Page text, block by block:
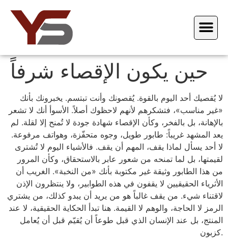
حين يكون الإقصاء شرفاً
لا يُقصيك أحد اليوم بالقوة. يُقصونك وأنت تبتسم. يخبرونك بأنك
«غير مناسب»، فتشكرهم لأنهم لاحظوك أصلاً. الأسوأ أنك لا تشعر
بالإهانة، بل بالفخر، وكأن الإقصاء شهادة جودة لا تُمنح إلا لقلة. لم
يعد المشهد غريباً: طابور طويل، وجوه متحفّزة، وهواتف مرفوعة.
لا أحد يسأل لماذا يقف، المهم أن يقف. فالأشياء اليوم لا تُشترى
لقيمتها، بل لما تمنحه من شعور عابر بالاستحقاق، وكأن المرور
من هذا الطابور وثيقة غير مكتوبة بأنك «من النخبة». الغريب أن
الأثرياء الحقيقيين لا يقفون في هذه الطوابير، ولا ينتظرون الإذن
لاقتناء شيء. من يقف غالباً هو من يريد أن يبدو كذلك، من يشتري
الرمز لا الحاجة، والوهم لا القيمة. هنا تبدأ الحكاية الحقيقية، لا عند
المنتج، بل عند الإنسان الذي قبل طوعاً أن يُقيّم قبل أن يُعامل
كزبون.